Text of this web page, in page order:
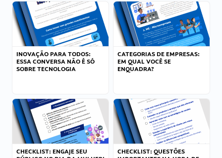
INOVAÇÃO PARA TODOS:
ESSA CONVERSA NÃO É SÓ
SOBRE TECNOLOGIA
CATEGORIAS DE EMPRESAS:
EM QUAL VOCÊ SE
ENQUADRA?
CHECKLIST: ENGAJE SEU
CHECKLIST: QUESTÕES